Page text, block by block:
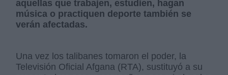
aquellas que trabajen, estudien, hagan
música o practiquen deporte también se
verán afectadas.
Una vez los talibanes tomaron el poder, la
Televisión Oficial Afgana (RTA), sustituyó a su